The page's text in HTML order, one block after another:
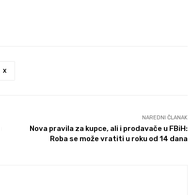
X
NAREDNI ČLANAK
Nova pravila za kupce, ali i prodavače u FBiH:
Roba se može vratiti u roku od 14 dana